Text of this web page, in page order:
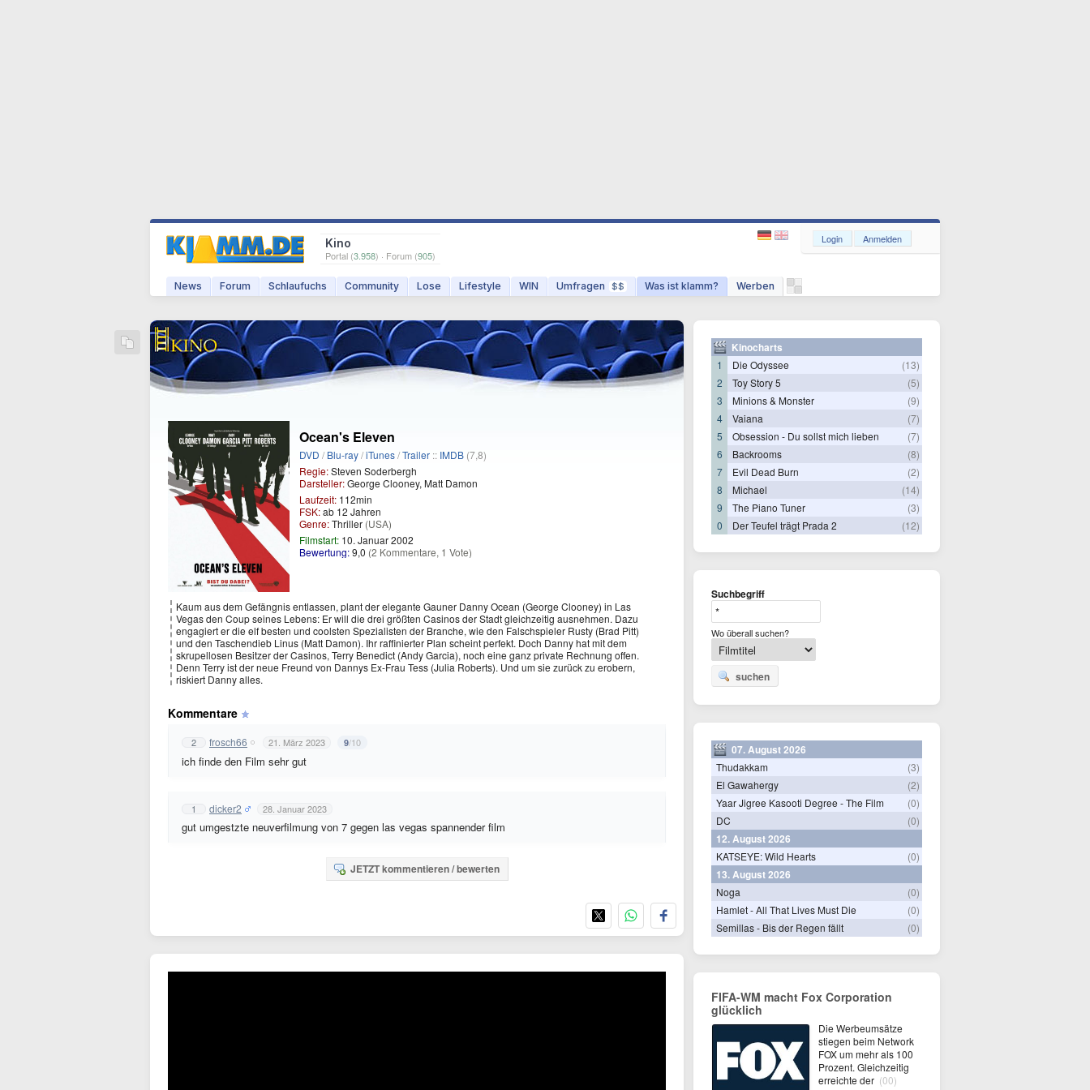
Kino
Portal (3.958) · Forum (905)
News Forum Schlaufuchs Community Lose Lifestyle WIN Umfragen $$ Was ist klamm? Werben
Login Anmelden
Ocean's Eleven
DVD /Blu-ray/iTunes/Trailer :: IMDB (7,8)
Regie:Steven Soderbergh
Darsteller:George Clooney, Matt Damon
Laufzeit: 112min
FSK:ab 12 Jahren
Genre:Thriller (USA)
Filmstart: 10. Januar 2002
Bewertung:9,0 (2 Kommentare, 1 Vote)
Kaum aus dem Gefängnis entlassen, plant der elegante Gauner Danny Ocean (George Clooney) in Las
Vegas den Coup seines Lebens: Er will die drei größten Casinos der Stadt gleichzeitig ausnehmen. Dazu
engagiert er die elf besten und coolsten Spezialisten der Branche, wie den Falschspieler Rusty (Brad Pitt)
und den Taschendieb Linus (Matt Damon). Ihr raffinierter Plan scheint perfekt. Doch Danny hat mit dem
skrupellosen Besitzer der Casinos, Terry Benedict (Andy Garcia), noch eine ganz private Rechnung offen.
Denn Terry ist der neue Freund von Dannys Ex-Frau Tess (Julia Roberts). Und um sie zurück zu erobern,
riskiert Danny alles.
Kommentare
2 frosch66 21. März 2023 9/10
ich finde den Film sehr gut
1 dicker2 28. Januar 2023
gut umgestzte neuverfilmung von 7 gegen las vegas spannender film
JETZT kommentieren / bewerten
Kinocharts
1 Die Odyssee
(13)
2
Toy Story 5
(5)
3
Minions & Monster
(9)
4
Vaiana
(7)
5
Obsession - Du sollst mich lieben
(7)
6
Backrooms
(8)
7
Evil Dead Burn
(2)
8
Michael
(14)
9
The Piano Tuner
(3)
0
Der Teufel trägt Prada 2 (12)
Suchbegriff
Wo überall suchen?
suchen
07. August 2026
Thudakkam
(3)
El Gawahergy
(2)
Yaar Jigree Kasooti Degree - The Film
(0)
DC
(0)
12. August 2026
KATSEYE: Wild Hearts (0)
13. August 2026
Noga
(0)
Hamlet - All That Lives Must Die
(0)
Semillas - Bis der Regen fällt
(0)
FIFA-WM macht Fox Corporation
glücklich
Die Werbeumsätze
stiegen beim Network
FOX um mehr als 100
Prozent. Gleichzeitig
erreichte der (00)